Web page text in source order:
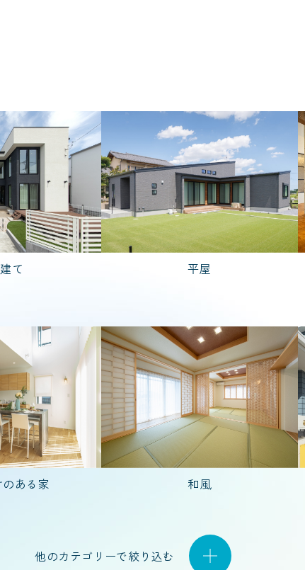
て 平屋
ある家 和風
他のカテゴリーで絞り込む
宅 粋 PREMIER GRANFORT
万円台 3,000万円台 4,000万円台
30代で建てた家 40代で建てた家 50代で
4人家族(子ども2人) 5人以上